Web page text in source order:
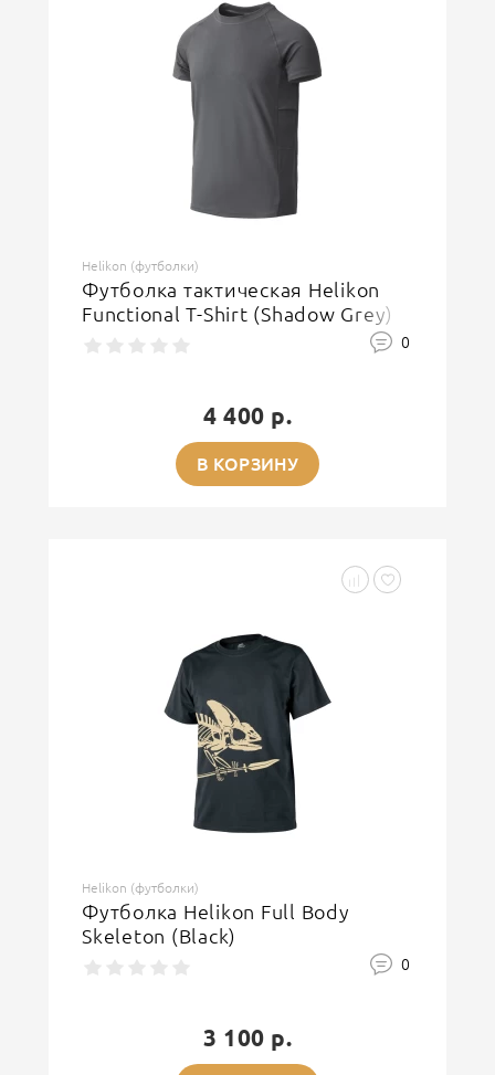
Helikon (футболки)
Футболка тактическая Helikon
Functional T-Shirt (Shadow Grey)
0
4 400 р.
В КОРЗИНУ
Helikon (футболки)
Футболка Helikon Full Body
Skeleton (Black)
0
3 100 р.